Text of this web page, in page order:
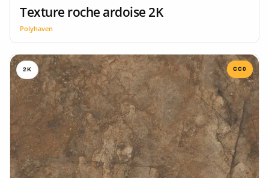
Texture roche ardoise 2K
Polyhaven
2K CC0